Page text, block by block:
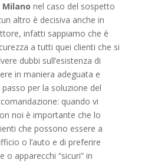
Milano nel caso del sospetto
altro è decisiva anche in
infatti sappiamo che è
a tutti quei clienti che si
dubbi sull’esistenza di
in maniera adeguata e
per la soluzione del
quando vi
noi è importante che lo
che possono essere a
o l’auto e di preferire
o apparecchi “sicuri” in